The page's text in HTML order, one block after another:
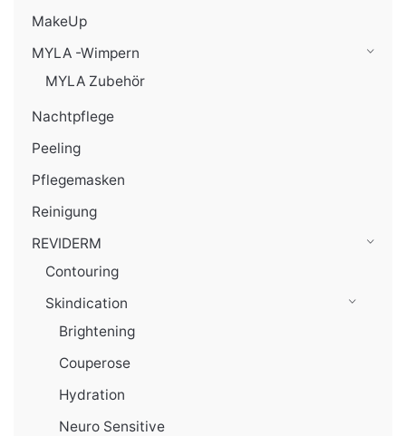
MakeUp
MYLA -Wimpern
MYLA Zubehör
Nachtpflege
Peeling
Pflegemasken
Reinigung
REVIDERM
Contouring
Skindication
Brightening
Couperose
Hydration
Neuro Sensitive